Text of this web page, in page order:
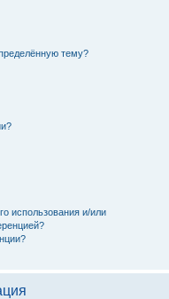
тему?
использования и/или